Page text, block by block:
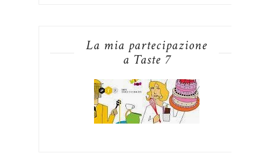
La mia partecipazione
a Taste 7